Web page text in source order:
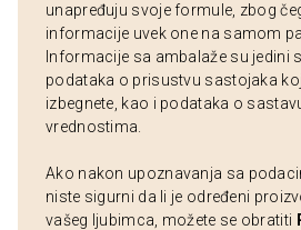
unapređuju svoje formule, zbog
informacije uvek one na samom
Informacije sa ambalaže su jedini
podataka o prisustvu sastojaka
izbegnete, kao i podataka o
vrednostima.
Ako nakon upoznavanja sa
niste sigurni da li je određeni
vašeg ljubimca, možete se obratiti